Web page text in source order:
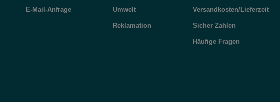
E-Mail-Anfrage Umwelt
Reklamation
Versandkosten/Lieferzeit
Sicher Zahlen
Häufige Fragen